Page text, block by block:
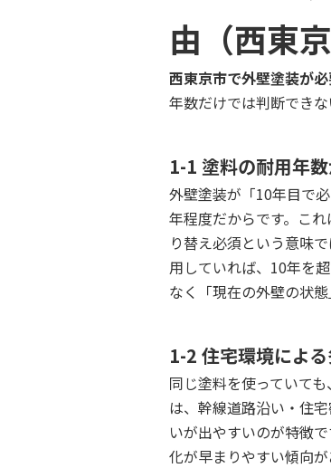
由（西東
西東京市で外壁塗装が
年数だけでは判断でき
1-1 塗料の耐用年
外壁塗装が「10年目で
年程度だからです。こ
り替え必須という意味
用していれば、10年を
なく「現在の外壁の状態
1-2 住宅環境によ
同じ塗料を使っていて
は、幹線道路沿い・住
いが出やすいのが特徴
化が早まりやすい傾向